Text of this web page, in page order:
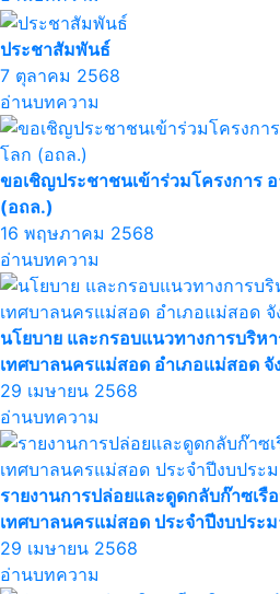
ประชาสัมพันธ์
7 ตุลาคม 2568
อ่านบทความ
ขอเชิญประชาชนเข้าร่วมโครงการ
(อถล.)
16 พฤษภาคม 2568
อ่านบทความ
นโยบาย และกรอบแนวทางการบริห
เทศบาลนครแม่สอด อำเภอแม่สอด
29 เมษายน 2568
อ่านบทความ
รายงานการปล่อยและดูดกลับก๊าซเรื
เทศบาลนครแม่สอด ประจำปีงบประ
29 เมษายน 2568
อ่านบทความ